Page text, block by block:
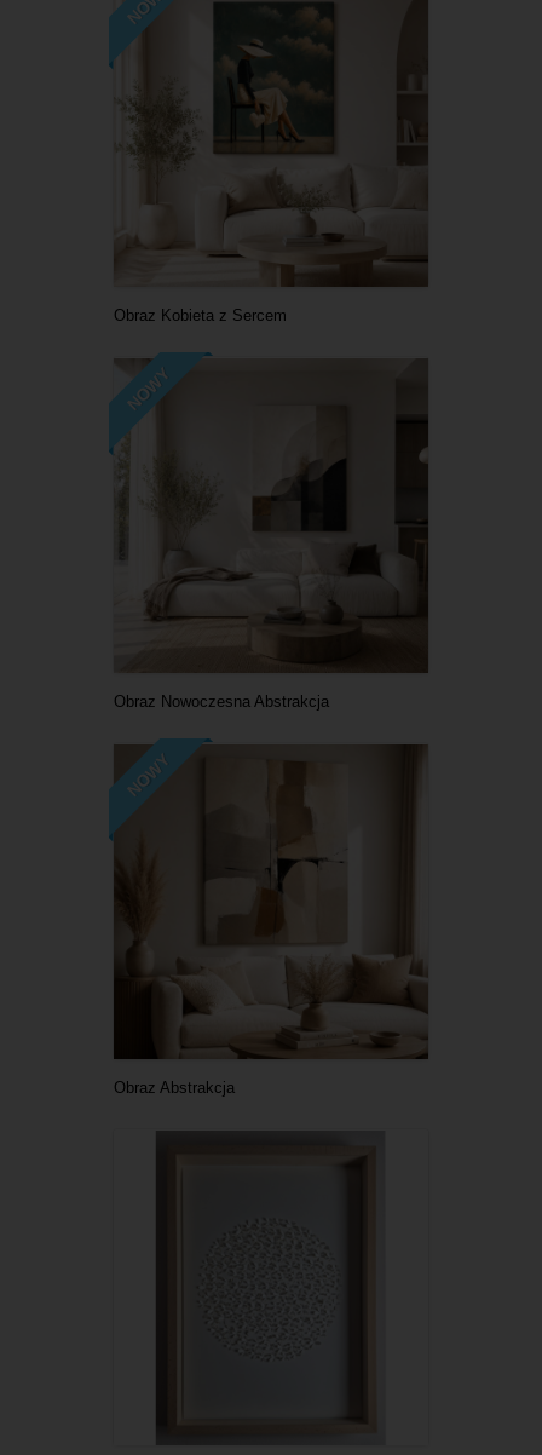
Obraz Kobieta z Sercem
NOWY
Obraz Nowoczesna Abstrakcja
NOWY
Obraz Abstrakcja